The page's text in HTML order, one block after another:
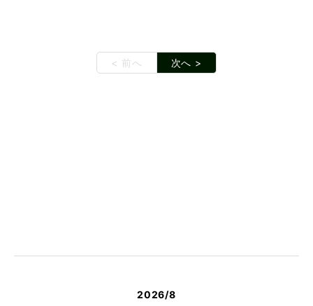
< 前へ 次へ >
2026/8